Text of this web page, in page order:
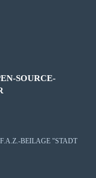
SOURCE-
BEILAGE "STADT